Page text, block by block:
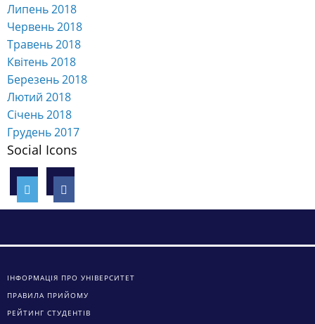
Липень 2018
Червень 2018
Травень 2018
Квітень 2018
Березень 2018
Лютий 2018
Січень 2018
Грудень 2017
Social Icons
ІНФОРМАЦІЯ ПРО УНІВЕРСИТЕТ
ПРАВИЛА ПРИЙОМУ
РЕЙТИНГ СТУДЕНТІВ